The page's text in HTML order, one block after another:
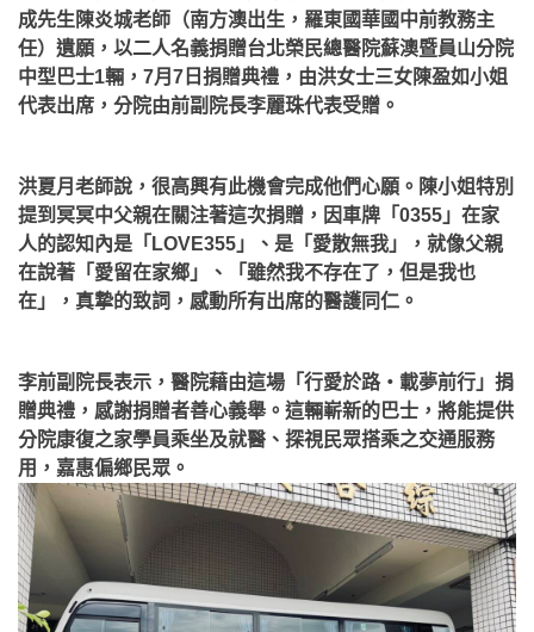
成先生陳炎城老師（南方澳出生，羅東國華國中前教務主
任）遺願，以二人名義捐贈台北榮民總醫院蘇澳暨員山分院
中型巴士1輛，7月7日捐贈典禮，由洪女士三女陳盈如小姐
代表出席，分院由前副院長李麗珠代表受贈。
洪夏月老師說，很高興有此機會完成他們心願。陳小姐特別
提到冥冥中父親在關注著這次捐贈，因車牌「0355」在家
人的認知內是「LOVE355」、是「愛散無我」，就像父親
在說著「愛留在家鄉」、「雖然我不存在了，但是我也
在」，真摯的致詞，感動所有出席的醫護同仁。
李前副院長表示，醫院藉由這場「行愛於路‧載夢前行」捐
贈典禮，感謝捐贈者善心義舉。這輛嶄新的巴士，將能提供
分院康復之家學員乘坐及就醫、探視民眾搭乘之交通服務
用，嘉惠偏鄉民眾。